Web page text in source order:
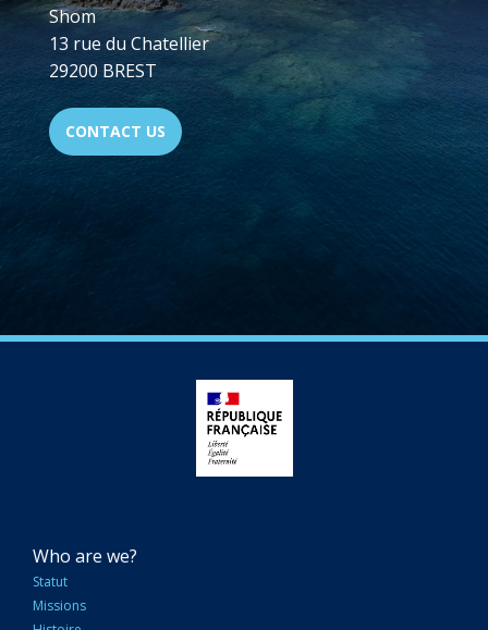
Shom
13 rue du Chatellier
29200 BREST
CONTACT US
NAVIGATION
PRINCIPALE
Who are we?
Statut
Missions